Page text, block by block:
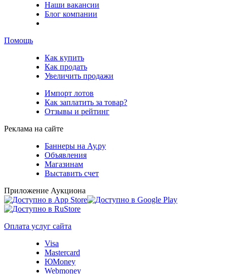
Наши вакансии
Блог компании
Помощь
Как купить
Как продать
Увеличить продажи
Импорт лотов
Как заплатить за товар?
Отзывы и рейтинг
Реклама на сайте
Баннеры на Ау.ру
Объявления
Магазинам
Выставить счет
Приложение Аукциона
Оплата услуг сайта
Visa
Mastercard
ЮMoney
Webmoney